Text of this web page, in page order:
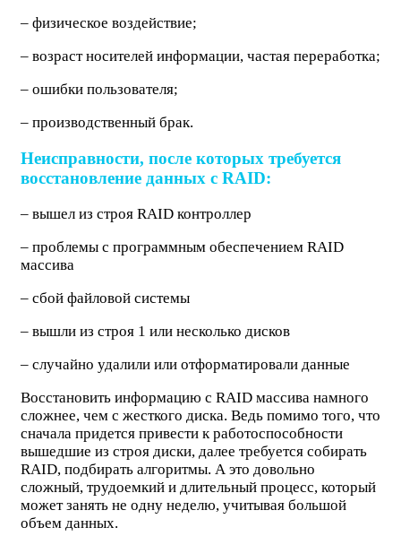
– физическое воздействие;
– возраст носителей информации, частая переработка;
– ошибки пользователя;
– производственный брак.
Неисправности, после которых требуется
восстановление данных с RAID:
– вышел из строя RAID контроллер
– проблемы с программным обеспечением RAID
массива
– сбой файловой системы
– вышли из строя 1 или несколько дисков
– случайно удалили или отформатировали данные
Восстановить информацию с RAID массива намного
сложнее, чем с жесткого диска. Ведь помимо того, что
сначала придется привести к работоспособности
вышедшие из строя диски, далее требуется собирать
RAID, подбирать алгоритмы. А это довольно
сложный, трудоемкий и длительный процесс, который
может занять не одну неделю, учитывая большой
объем данных.